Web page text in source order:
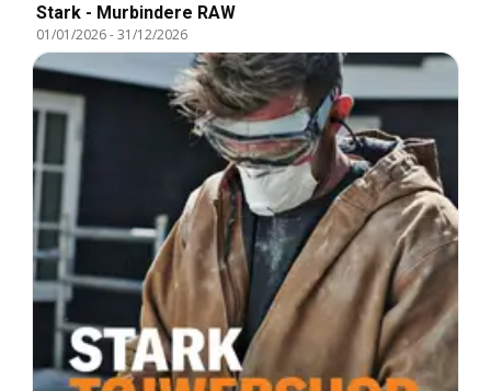
Stark - Murbindere RAW
01/01/2026-31/12/2026